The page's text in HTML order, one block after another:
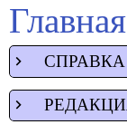
Главная
СПРАВКА